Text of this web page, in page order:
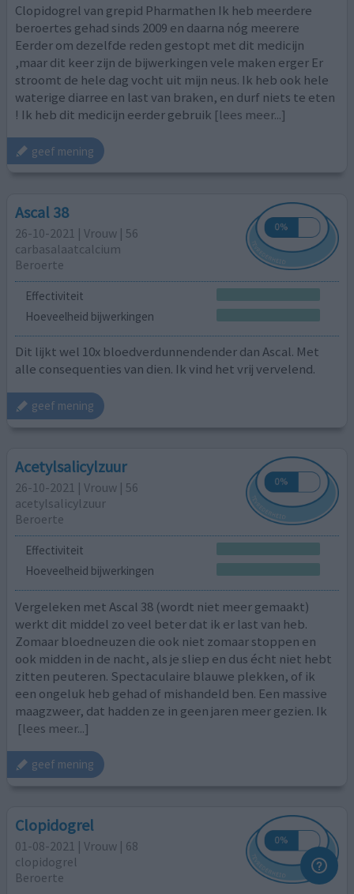
Clopidogrel van grepid Pharmathen Ik heb meerdere
beroertes gehad sinds 2009 en daarna nóg meerere
Eerder om dezelfde reden gestopt met dit medicijn
,maar dit keer zijn de bijwerkingen vele maken erger Er
stroomt de hele dag vocht uit mijn neus. Ik heb ook hele
waterige diarree en last van braken, en durf niets te eten
! Ik heb dit medicijn eerder gebruik [lees meer...]
geef mening
Ascal 38
26-10-2021 | Vrouw | 56
carbasalaatcalcium
Beroerte
Effectiviteit
Hoeveelheid bijwerkingen
Dit lijkt wel 10x bloedverdunnendender dan Ascal. Met
alle consequenties van dien. Ik vind het vrij vervelend.
geef mening
Acetylsalicylzuur
26-10-2021 | Vrouw | 56
acetylsalicylzuur
Beroerte
Effectiviteit
Hoeveelheid bijwerkingen
Vergeleken met Ascal 38 (wordt niet meer gemaakt)
werkt dit middel zo veel beter dat ik er last van heb.
Zomaar bloedneuzen die ook niet zomaar stoppen en
ook midden in de nacht, als je sliep en dus écht niet hebt
zitten peuteren. Spectaculaire blauwe plekken, of ik
een ongeluk heb gehad of mishandeld ben. Een massive
maagzweer, dat hadden ze in geen jaren meer gezien. Ik
[lees meer...]
geef mening
Clopidogrel
01-08-2021 | Vrouw | 68
clopidogrel
Beroerte